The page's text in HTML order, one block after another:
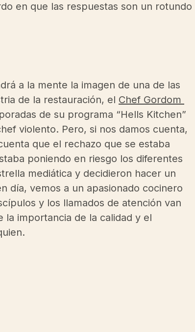
en que las respuestas son un rotundo
a la mente la imagen de una de las
de la restauración, el Chef Gordom
de su programa “Hells Kitchen”
violento. Pero, si nos damos cuenta,
que el rechazo que se estaba
poniendo en riesgo los diferentes
mediática y decidieron hacer un
día, vemos a un apasionado cocinero
y los llamados de atención van
la importancia de la calidad y el